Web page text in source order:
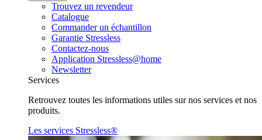
Trouvez un revendeur
Catalogue
Commander un échantillon
Garantie Stressless
Contactez-nous
Application Stressless@home
Newsletter
Services
Retrouvez toutes les informations utiles sur nos services et nos
produits.
Les services Stressless®